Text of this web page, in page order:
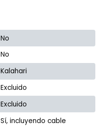
No
No
Kalahari
Excluido
Excluido
Sí, incluyendo cable